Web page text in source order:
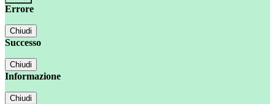
Errore
Chiudi
Successo
Chiudi
Informazione
Chiudi